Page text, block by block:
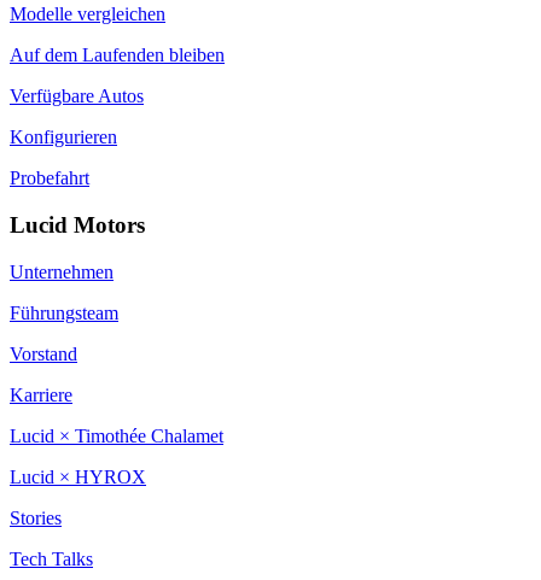
Modelle vergleichen
Auf dem Laufenden bleiben
Verfügbare Autos
Konfigurieren
Probefahrt
Lucid Motors
Unternehmen
Führungsteam
Vorstand
Karriere
Lucid × Timothée Chalamet
Lucid × HYROX
Stories
Tech Talks